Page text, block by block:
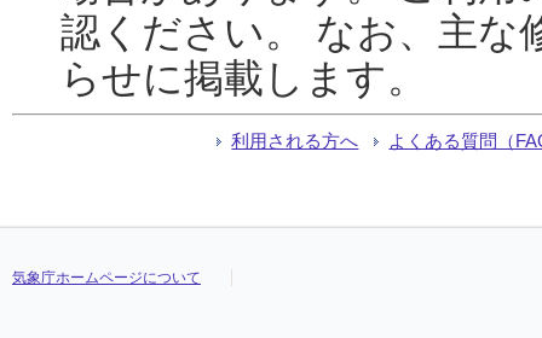
認ください。 なお、主な
らせに掲載します。
利用される方へ よくある質問（
気象庁ホームページについて